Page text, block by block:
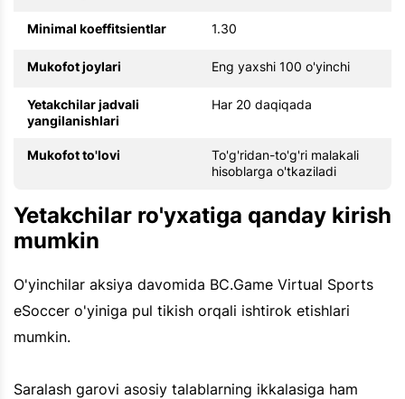
Minimal koeffitsientlar 1.30
Mukofot joylari Eng yaxshi 100 o'yinchi
Yetakchilar jadvali
yangilanishlari
Har 20 daqiqada
Mukofot to'lovi
To'g'ridan-to'g'ri malakali
hisoblarga o'tkaziladi
Yetakchilar ro'yxatiga qanday kirish
mumkin
O'yinchilar aksiya davomida BC.Game Virtual Sports
eSoccer o'yiniga pul tikish orqali ishtirok etishlari
mumkin.
Saralash garovi asosiy talablarning ikkalasiga ham